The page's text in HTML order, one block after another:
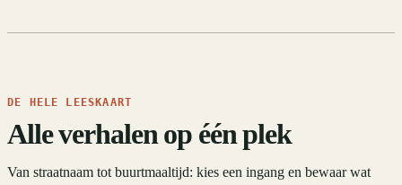
DE HELE LEESKAART
Alle verhalen op één plek
Van straatnaam tot buurtmaaltijd: kies een ingang en bewaar wat